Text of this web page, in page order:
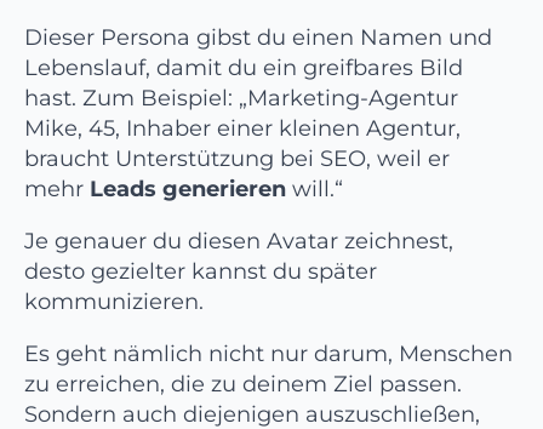
Dieser Persona gibst du einen Namen und
Lebenslauf, damit du ein greifbares Bild
hast. Zum Beispiel: „Marketing-Agentur
Mike, 45, Inhaber einer kleinen Agentur,
braucht Unterstützung bei SEO, weil er
mehr Leads generieren will.“
Je genauer du diesen Avatar zeichnest,
desto gezielter kannst du später
kommunizieren.
Es geht nämlich nicht nur darum, Menschen
zu erreichen, die zu deinem Ziel passen.
Sondern auch diejenigen auszuschließen,